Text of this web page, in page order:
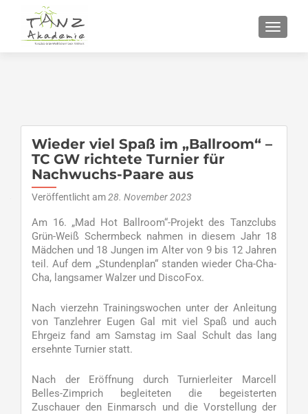
Wieder viel Spaß im „Ballroom“ –
TC GW richtete Turnier für
Nachwuchs-Paare aus
Veröffentlicht am28. November 2023
Am 16. „Mad Hot Ballroom“-Projekt des Tanzclubs
Grün-Weiß Schermbeck nahmen in diesem Jahr 18
Mädchen und 18 Jungen im Alter von 9 bis 12 Jahren
teil. Auf dem „Stundenplan“ standen wieder Cha-Cha-
Cha, langsamer Walzer und DiscoFox.
Nach vierzehn Trainingswochen unter der Anleitung
von Tanzlehrer Eugen Gal mit viel Spaß und auch
Ehrgeiz fand am Samstag im Saal Schult das lang
ersehnte Turnier statt.
Nach der Eröffnung durch Turnierleiter Marcell
Belles-Zimprich begleiteten die begeisterten
Zuschauer den Einmarsch und die Vorstellung der